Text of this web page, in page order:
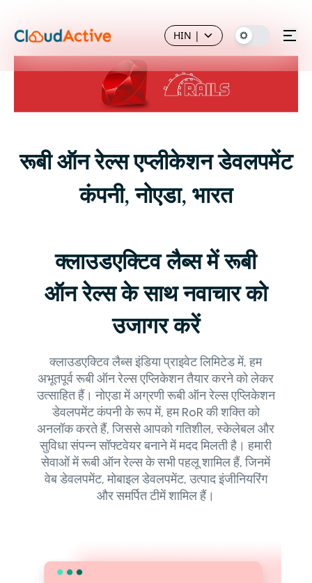
HIN |
रूबी ऑन रेल्स एप्लीकेशन डेवलपमेंट
कंपनी, नोएडा, भारत
क्लाउडएक्टिव लैब्स में रूबी
ऑन रेल्स के साथ नवाचार को
उजागर करें
क्लाउडएक्टिव लैब्स इंडिया प्राइवेट लिमिटेड में, हम
अभूतपूर्व रूबी ऑन रेल्स एप्लिकेशन तैयार करने को लेकर
उत्साहित हैं। नोएडा में अग्रणी रूबी ऑन रेल्स एप्लिकेशन
डेवलपमेंट कंपनी के रूप में, हम RoR की शक्ति को
अनलॉक करते हैं, जिससे आपको गतिशील, स्केलेबल और
सुविधा संपन्न सॉफ्टवेयर बनाने में मदद मिलती है। हमारी
सेवाओं में रूबी ऑन रेल्स के सभी पहलू शामिल हैं, जिनमें
वेब डेवलपमेंट, मोबाइल डेवलपमेंट, उत्पाद इंजीनियरिंग
और समर्पित टीमें शामिल हैं।